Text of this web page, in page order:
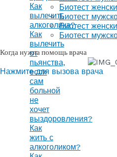
Как
вылечить
алкоголика?
Как
вылечить
от
пьянства,
если
сам
больной
не
хочет
выздоровления?
Как
жить с
алкоголиком?
Биотест
Биотест
Биотест
Биотест
Когда нужна помощь врача
Нажмите для вызова врача